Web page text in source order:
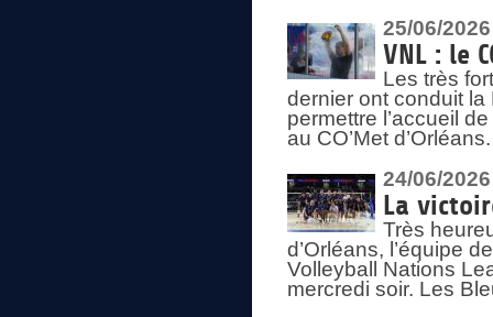
25/06/2026
VNL : le
Les très
dernier ont conduit
permettre l’accueil
au CO’Met d’Orléans.
24/06/2026
La
Très
d’Orléans, l’équipe
Volleyball Nations
mercredi soir. Les